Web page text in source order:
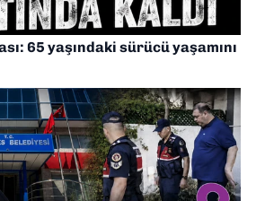
65 yaşındaki sürücü yaşamını